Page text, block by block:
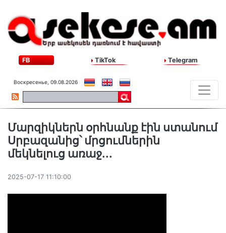
FB TikTok Telegram
Воскресенье, 09.08.2026
Մարզիկներն օրհնանք էին ստանում
Սրբազանից՝ մրցումներին
մեկնելուց առաջ․․․
2025-07-17 11:10:00